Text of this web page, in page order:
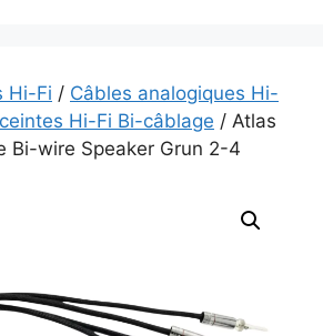
Hi-Fi / Câbles analogiques Hi-
Hi-Fi Bi-câblage / Atlas
Bi-wire Speaker Grun 2-4